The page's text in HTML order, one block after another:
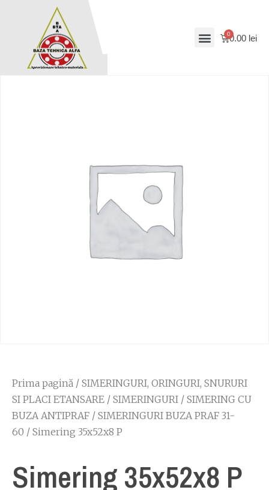
0.00 lei
Prima pagină / SIMERINGURI, ORINGURI, SNURURI
SI PLACI ETANSARE / SIMERINGURI / SIMERING CU
BUZA ANTIPRAF / SIMERINGURI BUZA PRAF 31-
60 / Simering 35x52x8 P
Simering 35x52x8 P